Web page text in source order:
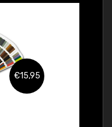
€15,95